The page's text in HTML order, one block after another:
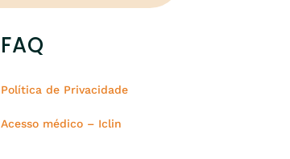
FAQ
Política de Privacidade
Acesso médico – Iclin